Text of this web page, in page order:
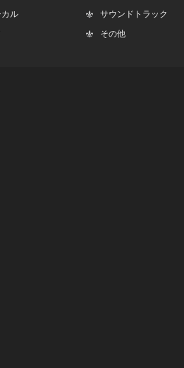
カル
サウンドトラック
その他